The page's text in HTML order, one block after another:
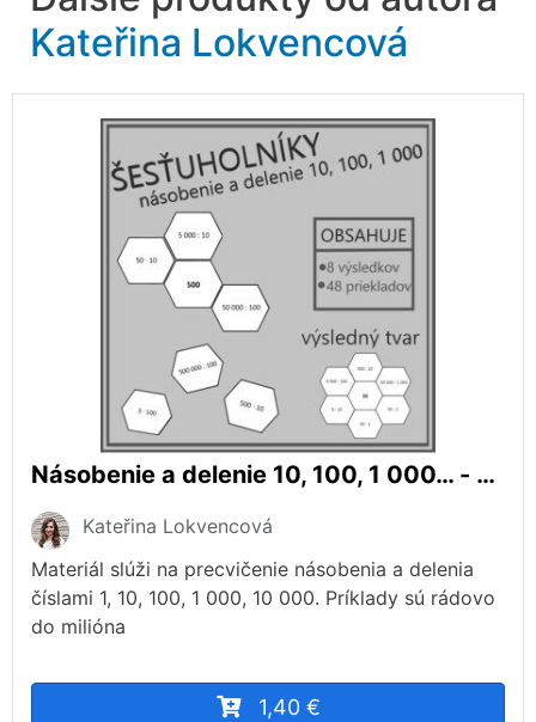
Kateřina Lokvencová
Násobenie a delenie 10, 100, 1 000… - šesťuholníky
Kateřina Lokvencová
Materiál slúži na precvičenie násobenia a delenia
číslami 1, 10, 100, 1 000, 10 000. Príklady sú rádovo
do milióna
1,40 €